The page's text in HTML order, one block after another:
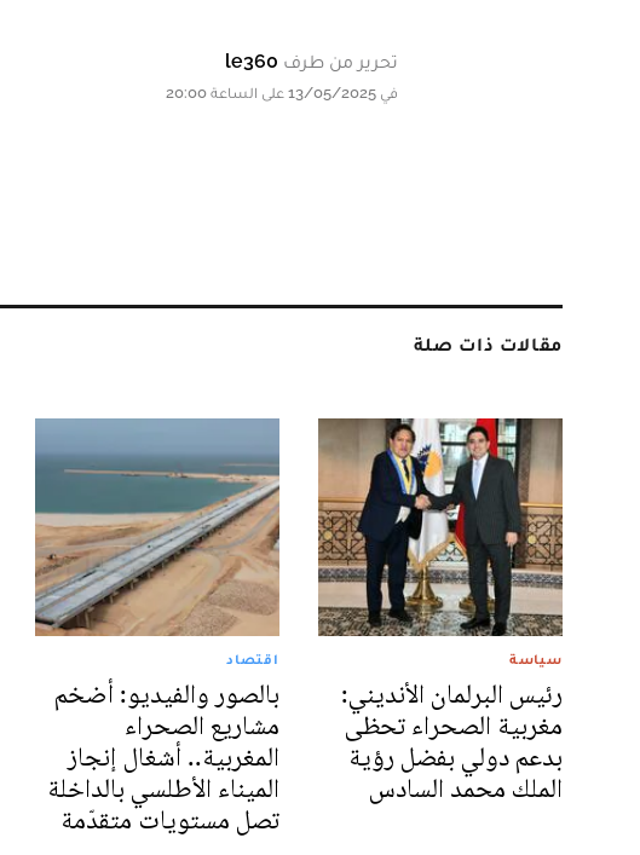
تحرير من طرف le360
في 13/05/2025 على الساعة 20:00
مقالات ذات صلة
سياسة
رئيس البرلمان الأنديني:
مغربية الصحراء تحظى
بدعم دولي بفضل رؤية
الملك محمد السادس
اقتصاد
بالصور والفيديو: أضخم
مشاريع الصحراء
المغربية.. أشغال إنجاز
الميناء الأطلسي بالداخلة
تصل مستويات متقدّمة